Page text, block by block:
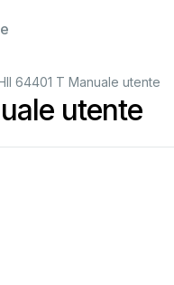
64401 T Manuale utente
utente